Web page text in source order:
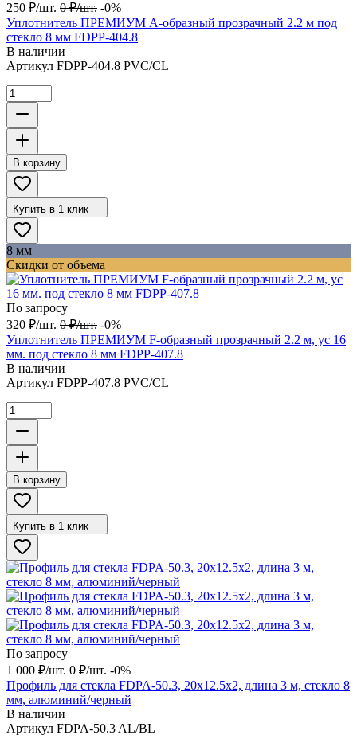
250 ₽/шт. 0 ₽/шт. -0%
Уплотнитель ПРЕМИУМ А-образный прозрачный 2.2 м под
стекло 8 мм FDPP-404.8
В наличии
Артикул FDPP-404.8 PVC/CL
В корзину
Купить в 1 клик
8 мм
Скидки от объема
По запросу
320 ₽/шт. 0 ₽/шт. -0%
Уплотнитель ПРЕМИУМ F-образный прозрачный 2.2 м, ус 16
мм. под стекло 8 мм FDPP-407.8
В наличии
Артикул FDPP-407.8 PVC/CL
В корзину
Купить в 1 клик
По запросу
1 000 ₽/шт. 0 ₽/шт. -0%
Профиль для стекла FDPA-50.3, 20х12.5х2, длина 3 м, стекло 8
мм, алюминий/черный
В наличии
Артикул FDPA-50.3 AL/BL